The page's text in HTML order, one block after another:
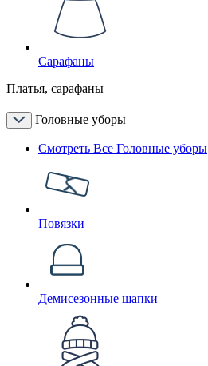
Сарафаны
Платья, сарафаны
Головные уборы
Смотреть Все Головные уборы
Повязки
Демисезонные шапки